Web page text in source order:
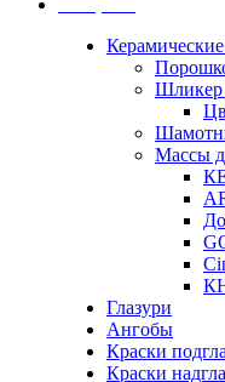
Шликер
Массы
Глазури
Ангобы
Краски
Краски